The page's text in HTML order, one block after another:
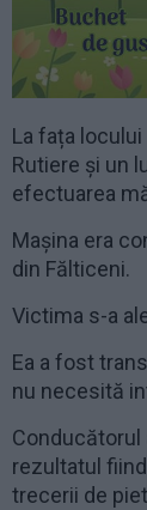
La fața
Rutiere și un
efectuarea
Mașina era
din Fălticeni.
Victima s-a
Ea a fost
nu necesită
rezultatul
trecerii de